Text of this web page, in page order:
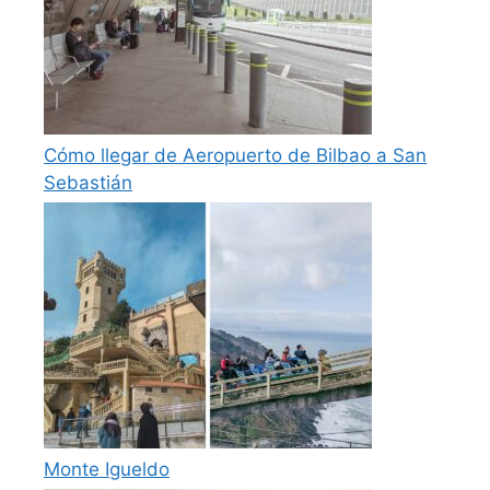
Cómo llegar de Aeropuerto de Bilbao a San
Sebastián
Monte Igueldo